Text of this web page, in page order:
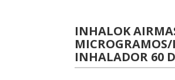
INHALOK
INHALADOR 60